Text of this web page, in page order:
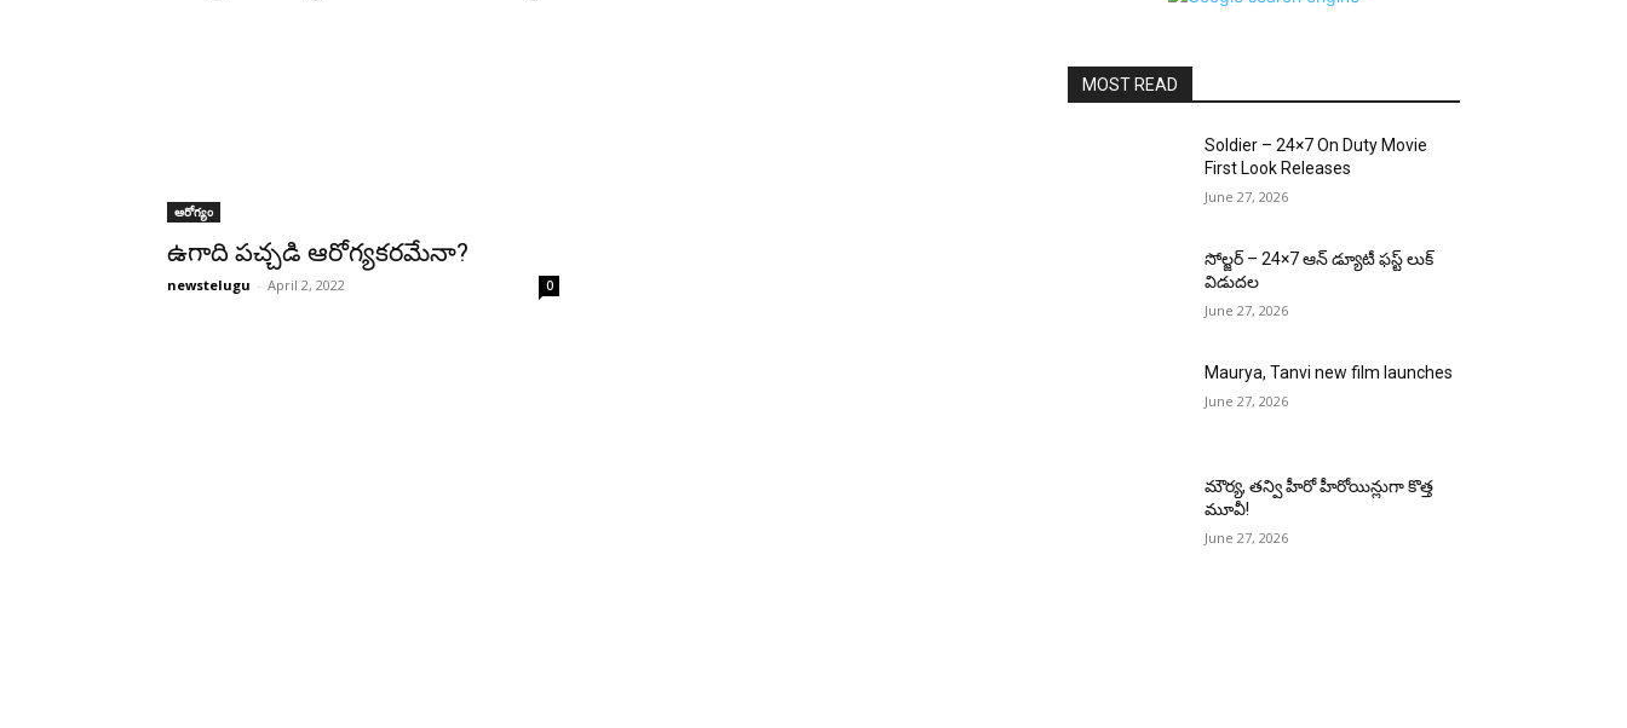
ఆరోగ్యం
ఉగాది పచ్చడి ఆరోగ్యకరమేనా?
newstelugu - April 2, 2022 0
MOST READ
Soldier – 24×7 On Duty Movie
First Look Releases
June 27, 2026
సోల్జర్ – 24×7 ఆన్ డ్యూటీ ఫస్ట్ లుక్
విడుదల
June 27, 2026
Maurya, Tanvi new film launches
June 27, 2026
మౌర్య‌, త‌న్వి హీరో హీరోయిన్లుగా కొత్త
మూవీ!
June 27, 2026